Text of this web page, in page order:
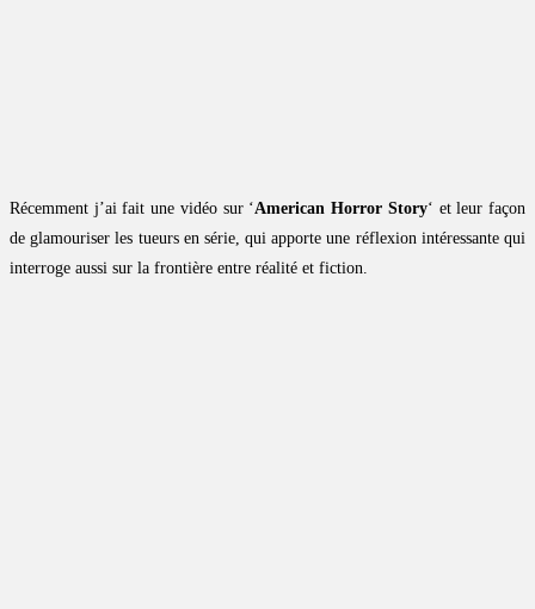
Récemment j’ai fait une vidéo sur ‘American Horror Story‘ et leur façon
de glamouriser les tueurs en série, qui apporte une réflexion intéressante qui
interroge aussi sur la frontière entre réalité et fiction.